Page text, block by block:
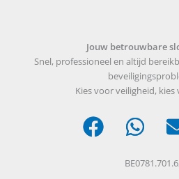
Jouw betrouwbare
Snel, professioneel en altijd
Kies voor veiligheid,